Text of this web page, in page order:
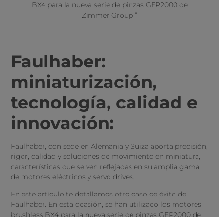
BX4 para la nueva serie de pinzas GEP2000 de
Zimmer Group ”
Faulhaber:
miniaturización,
tecnología, calidad e
innovación:
Faulhaber, con sede en Alemania y Suiza aporta precisión,
rigor, calidad y soluciones de movimiento en miniatura,
características que se ven reflejadas en su amplia gama
de motores eléctricos y servo drives.
En este artículo te detallamos otro caso de éxito de
Faulhaber. En esta ocasión, se han utilizado los motores
brushless BX4 para la nueva serie de pinzas GEP2000 de